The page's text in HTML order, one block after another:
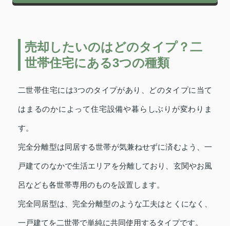
売却したいのはどのタイプ？二
世帯住宅にある3つの種類
二世帯住宅には3つのタイプがあり、どのタイプに当て
はまるのかによって住宅設備や暮らしぶりが変わりま
す。
完全分離型は同居する世帯が気兼ねせずに済むよう、一
戸建てのなかで生活エリアを分離しており、玄関やお風
呂なども各世帯専用のものを設置します。
完全同居型は、完全分離型のような工夫はとくになく、
一戸建てを二世帯で単純に共同使用するタイプです。